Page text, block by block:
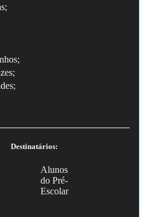
Destinatários:
Alunos
do Pré-
Escolar